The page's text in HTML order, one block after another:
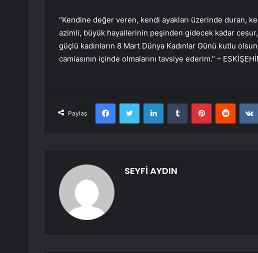
“Kendine değer veren, kendi ayakları üzerinde duran,
azimli, büyük hayallerinin peşinden gidecek kadar
güçlü kadınların 8 Mart Dünya Kadınlar Günü kutlu
camiasının içinde olmalarını tavsiye ederim.” –
Paylaş
FacebookTwitter LinkedInTumblr PinterestReddit
SEYFİ AYDIN